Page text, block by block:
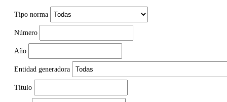
Tipo norma
Número
Año
Entidad generadora
Título